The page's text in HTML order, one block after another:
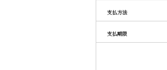
支払方法
支払期限